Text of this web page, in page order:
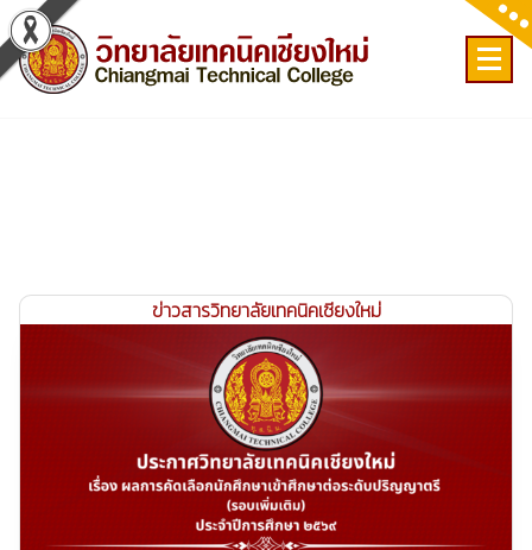
Skip
to
content
ข่าวสารวิทยาลัยเทคนิคเชียงใหม่